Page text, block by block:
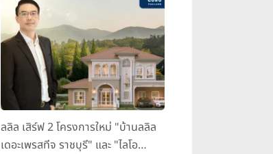
ลลิล เสิร์ฟ 2 โครงการใหม่ "บ้านลลิล
เดอะเพรสทีจ ราชบุรี" และ "ไลโอ